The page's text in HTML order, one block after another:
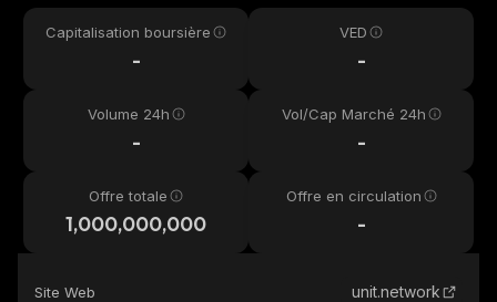
Capitalisation boursière
-
VED
-
Volume 24h
-
Vol/Cap Marché 24h
-
Offre totale
1,000,000,000
Offre en circulation
-
Site Web unit.network